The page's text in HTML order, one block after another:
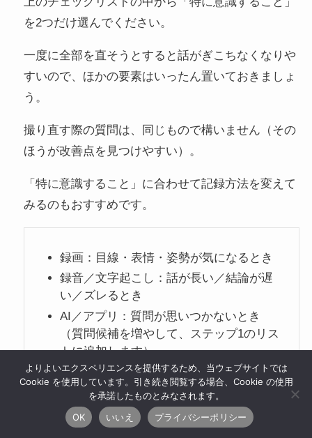
を2つだけ選んでください。
一度に全部を直そうとすると話がぎこちなくなりや
すいので、ほかの要素はいったん置いておきましょ
う。
撮り直す際の質問は、同じもので構いません（その
ほうが改善点を見つけやすい）。
「特に意識すること」に合わせて記録方法を変えて
みるのもおすすめです。
録画：目線・表情・姿勢が気になるとき
録音／文字起こし：話が長い／結論が遅
い／ズレるとき
AI／アプリ：質問が思いつかないとき
（質問候補を増やして、ステップ1のリス
トに追加します）
なお、AI／アプリを使う場合は、個人情報や社外秘
（取引先名、社内資料、売上など）、選考中企業の
よりよいエクスペリエンスを提供するため、当ウェブサイトでは
Cookie を使用しています。引き続き閲覧する場合、Cookie の使用
を承諾したものとみなされます。
OK
いいえ プライバシーポリシー